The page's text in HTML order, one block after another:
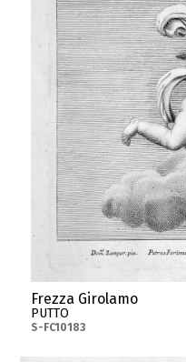
Frezza Girolamo
PUTTO
S-FC10183